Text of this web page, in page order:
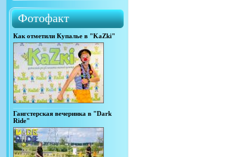
Фотофакт
Как отметили Купалье в "KaZki"
Гангстерская вечеринка в "Dark
Ride"